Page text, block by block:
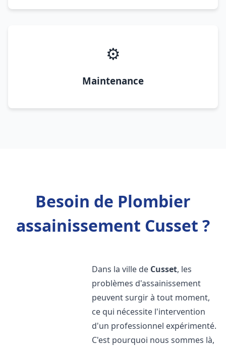
⚙️
Maintenance
Besoin de Plombier
assainissement Cusset ?
Dans la ville de Cusset, les
problèmes d'assainissement
peuvent surgir à tout moment,
ce qui nécessite l'intervention
d'un professionnel expérimenté.
C'est pourquoi nous sommes là,